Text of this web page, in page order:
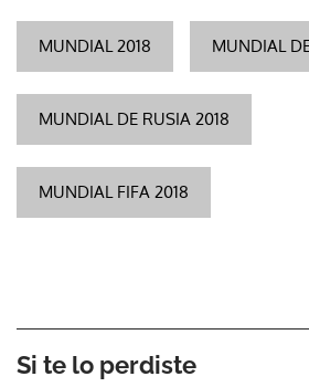
MUNDIAL 2018 MUNDIAL
MUNDIAL DE RUSIA 2018
MUNDIAL FIFA 2018
Si te lo perdiste